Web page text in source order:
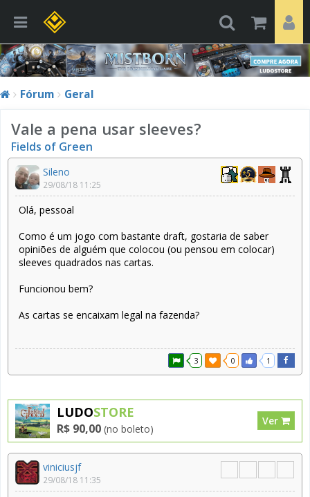
Fórum Geral
Vale a pena usar sleeves?
Fields of Green
Sileno
29/08/18 11:25
Olá, pessoal
Como é um jogo com bastante draft, gostaria de saber
opiniões de alguém que colocou (ou pensou em colocar)
sleeves quadrados nas cartas.
Funcionou bem?
As cartas se encaixam legal na fazenda?
3 0 1
LUDOSTORE
R$ 90,00 (no boleto)
Ver
viniciusjf
29/08/18 11:35